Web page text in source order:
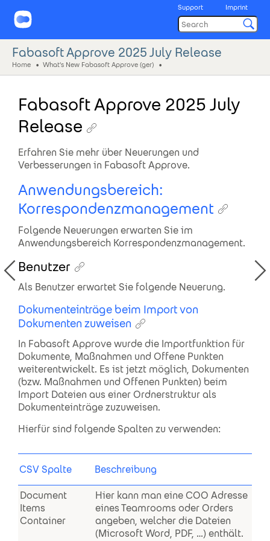
Support Imprint
Fabasoft Approve 2025 July Release
Home What's New Fabasoft Approve (ger)
Fabasoft Approve 2025 July
Release
Erfahren Sie mehr über Neuerungen und
Verbesserungen in Fabasoft Approve.
Anwendungsbereich:
Korrespondenzmanagement
Folgende Neuerungen erwarten Sie im
Anwendungsbereich Korrespondenzmanagement.
Benutzer
Als Benutzer erwartet Sie folgende Neuerung.
Dokumenteinträge beim Import von
Dokumenten zuweisen
In Fabasoft Approve wurde die Importfunktion für
Dokumente, Maßnahmen und Offene Punkten
weiterentwickelt. Es ist jetzt möglich, Dokumenten
(bzw. Maßnahmen und Offenen Punkten) beim
Import Dateien aus einer Ordnerstruktur als
Dokumenteinträge zuzuweisen.
Hierfür sind folgende Spalten zu verwenden:
CSV Spalte Beschreibung
Document
Items
Container
Hier kann man eine COO Adresse
eines Teamrooms oder Orders
angeben, welcher die Dateien
(Microsoft Word, PDF, …) enthält.